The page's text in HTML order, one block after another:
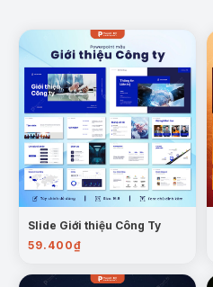
Slide Giới thiệu Công Ty
59.400₫